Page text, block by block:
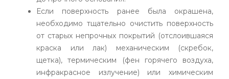
Если поверхность ранее была окрашена,
необходимо тщательно очистить поверхность
от старых непрочных покрытий (отслоившаяся
краска или лак) механическим (скребок,
щетка), термическим (фен горячего воздуха,
инфракрасное излучение) или химическим